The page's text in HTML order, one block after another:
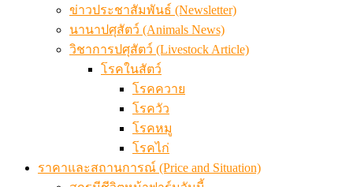
ข่าวประชาสัมพันธ์ (Newsletter)
นานาปศุสัตว์ (Animals News)
วิชาการปศุสัตว์ (Livestock Article)
โรคในสัตว์
โรคควาย
โรควัว
โรคหมู
โรคไก่
ราคาและสถานการณ์ (Price and Situation)